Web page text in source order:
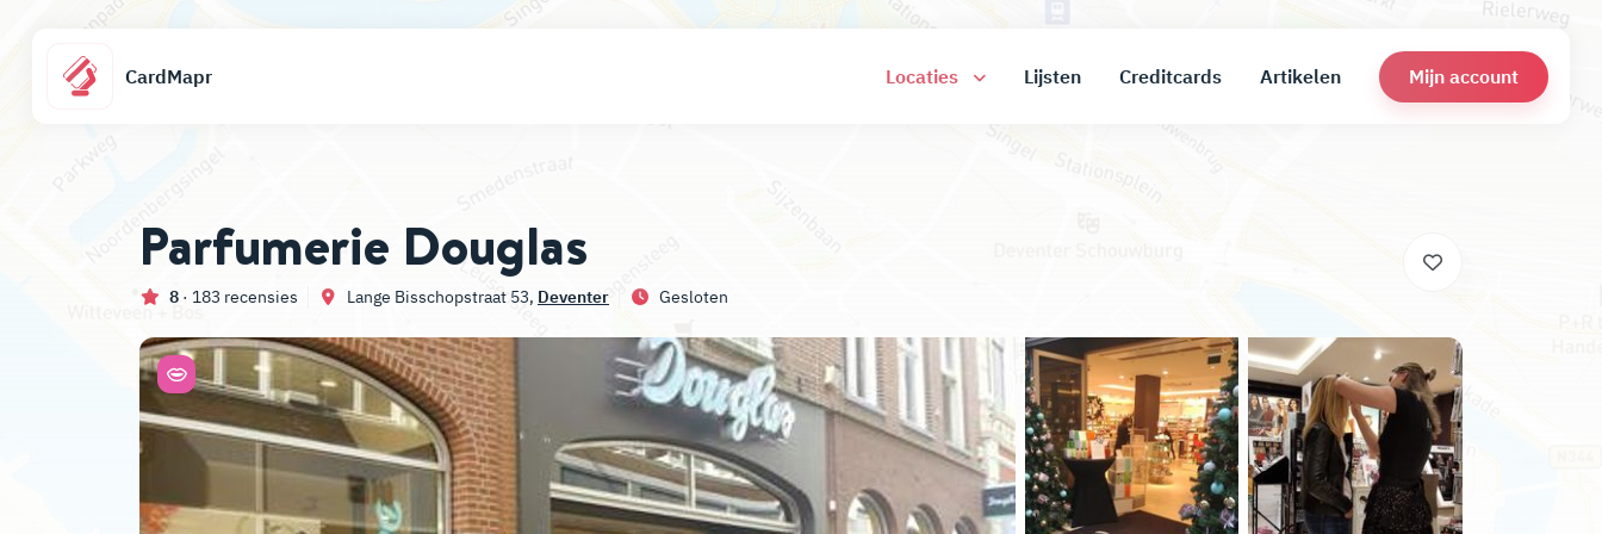
CardMapr Locaties Lijsten Creditcards Artikelen Mijn account
Parfumerie Douglas
8 · 183 recensies Lange Bisschopstraat 53, Deventer Gesloten